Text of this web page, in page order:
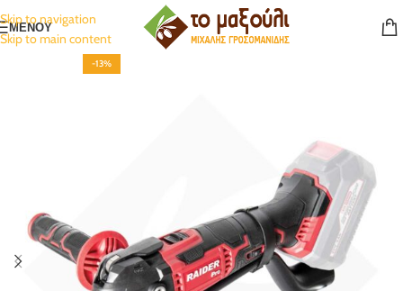
Skip to navigation
Skip to main content
ΜΕΝΟΥ
-13%